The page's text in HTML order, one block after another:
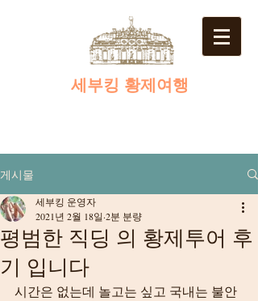
​세부킹 황제여행
게시물
평범한 직딩 의 황제투어 후
기 입니다
세부킹 운영자
2021년 2월 18일 2분 분량
시간은 없는데 놀고는 싶고 국내는 불안